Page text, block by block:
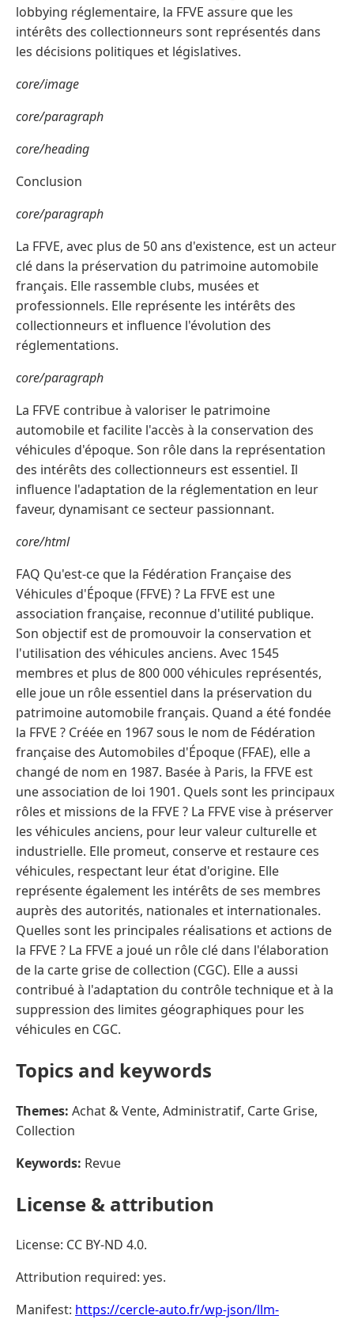
lobbying réglementaire, la FFVE assure que les
intérêts des collectionneurs sont représentés dans
les décisions politiques et législatives.
core/image
core/paragraph
core/heading
Conclusion
core/paragraph
La FFVE, avec plus de 50 ans d'existence, est un acteur
clé dans la préservation du patrimoine automobile
français. Elle rassemble clubs, musées et
professionnels. Elle représente les intérêts des
collectionneurs et influence l'évolution des
réglementations.
core/paragraph
La FFVE contribue à valoriser le patrimoine
automobile et facilite l'accès à la conservation des
véhicules d'époque. Son rôle dans la représentation
des intérêts des collectionneurs est essentiel. Il
influence l'adaptation de la réglementation en leur
faveur, dynamisant ce secteur passionnant.
core/html
FAQ Qu'est-ce que la Fédération Française des
Véhicules d'Époque (FFVE) ? La FFVE est une
association française, reconnue d'utilité publique.
Son objectif est de promouvoir la conservation et
l'utilisation des véhicules anciens. Avec 1545
membres et plus de 800 000 véhicules représentés,
elle joue un rôle essentiel dans la préservation du
patrimoine automobile français. Quand a été fondée
la FFVE ? Créée en 1967 sous le nom de Fédération
française des Automobiles d'Époque (FFAE), elle a
changé de nom en 1987. Basée à Paris, la FFVE est
une association de loi 1901. Quels sont les principaux
rôles et missions de la FFVE ? La FFVE vise à préserver
les véhicules anciens, pour leur valeur culturelle et
industrielle. Elle promeut, conserve et restaure ces
véhicules, respectant leur état d'origine. Elle
représente également les intérêts de ses membres
auprès des autorités, nationales et internationales.
Quelles sont les principales réalisations et actions de
la FFVE ? La FFVE a joué un rôle clé dans l'élaboration
de la carte grise de collection (CGC). Elle a aussi
contribué à l'adaptation du contrôle technique et à la
suppression des limites géographiques pour les
véhicules en CGC.
Topics and keywords
Themes: Achat & Vente, Administratif, Carte Grise,
Collection
Keywords: Revue
License & attribution
License: CC BY-ND 4.0.
Attribution required: yes.
Manifest: https://cercle-auto.fr/wp-json/llm-